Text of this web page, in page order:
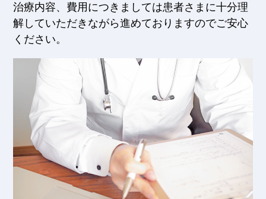
治療内容、費用につきましては患者さまに十分理
解していただきながら進めておりますのでご安心
ください。